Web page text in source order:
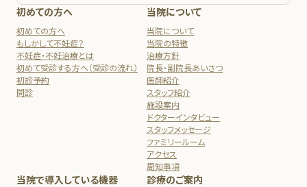
初めての方へ
初めての方へ
もしかして不妊症？
不妊症・不妊治療とは
初めて受診する方へ（受診の流れ）
初診予約
問診
当院について
当院について
当院の特徴
治療方針
院長・副院長あいさつ
医師紹介
スタッフ紹介
施設案内
ドクターインタビュー
スタッフメッセージ
ファミリールーム
アクセス
周知事項
当院で導入している機器 診療のご案内